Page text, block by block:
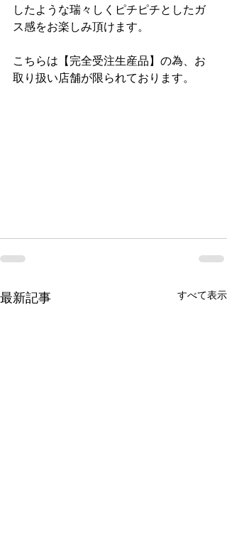
したような瑞々しくピチピチとしたガ
ス感をお楽しみ頂けます。
こちらは【完全受注生産品】の為、お
取り扱い店舗が限られております。
最新記事 すべて表示